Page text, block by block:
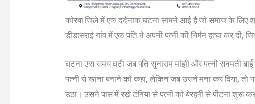
कोरबा जिले में एक दर्दनाक घटना सामने आई है जो समाज के लिए
डीड़ासराई गांव में एक पति ने अपनी पत्नी की निर्मम हत्या कर दी,
घटना उस समय घटी जब पति सुनाराम मांझी और पत्नी सनमती बाई
पत्नी से खाना बनाने को कहा, लेकिन जब उसने मना कर दिया,
उठा। उसने पास में रखे टंगिया से पत्नी को बेरहमी से पीटना शुरू